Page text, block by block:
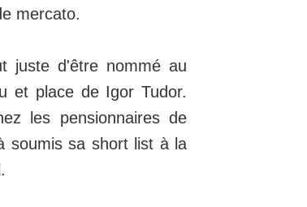
mercato.
juste d'être nommé au
et place de Igor Tudor.
les pensionnaires de
soumis sa short list à la